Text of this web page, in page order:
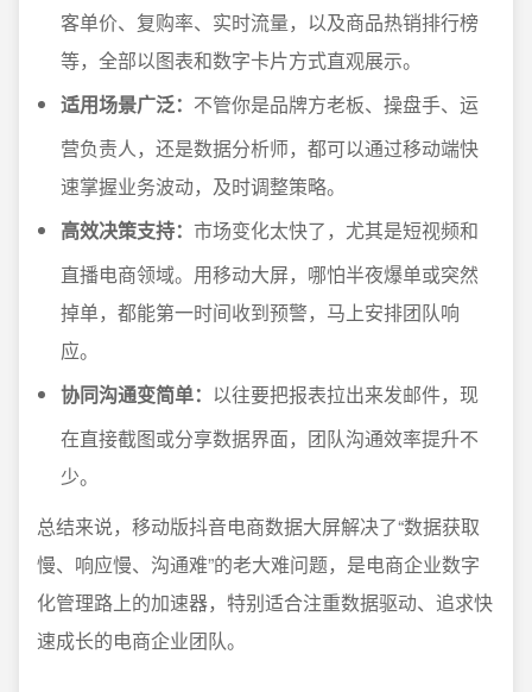
客单价、复购率、实时流量，以及商品热销排行榜
等，全部以图表和数字卡片方式直观展示。
适用场景广泛： 不管你是品牌方老板、操盘手、运
营负责人，还是数据分析师，都可以通过移动端快
速掌握业务波动，及时调整策略。
高效决策支持： 市场变化太快了，尤其是短视频和
直播电商领域。用移动大屏，哪怕半夜爆单或突然
掉单，都能第一时间收到预警，马上安排团队响
应。
协同沟通变简单： 以往要把报表拉出来发邮件，现
在直接截图或分享数据界面，团队沟通效率提升不
少。
总结来说，移动版抖音电商数据大屏解决了“数据获取
慢、响应慢、沟通难”的老大难问题，是电商企业数字
化管理路上的加速器，特别适合注重数据驱动、追求快
速成长的电商企业团队。